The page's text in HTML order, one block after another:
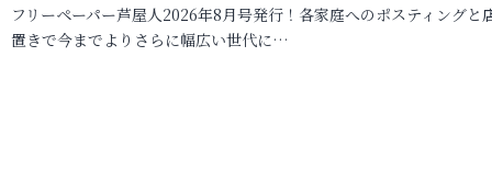
フリーペーパー芦屋人2026年8月号発行！各家庭へのポスティングと
置きで今までよりさらに幅広い世代に…